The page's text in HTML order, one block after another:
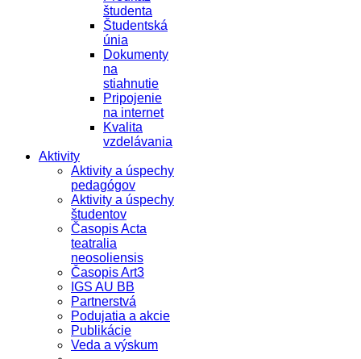
študenta
Študentská
únia
Dokumenty
na
stiahnutie
Pripojenie
na internet
Kvalita
vzdelávania
Aktivity
Aktivity a úspechy
pedagógov
Aktivity a úspechy
študentov
Časopis Acta
teatralia
neosoliensis
Časopis Art3
IGS AU BB
Partnerstvá
Podujatia a akcie
Publikácie
Veda a výskum